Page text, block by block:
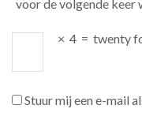
voor de volgende keer
× 4 = twenty
Stuur mij een e-mail